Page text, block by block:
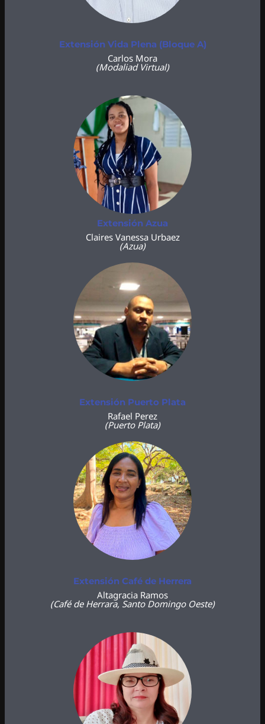
Extensión Vida Plena (Bloque A)
Carlos Mora
(Modaliad Virtual)
Extensión Azua
Claires Vanessa Urbaez
(Azua)
Extensión Puerto Plata
Rafael Perez
(Puerto Plata)
Extensión Café de Herrera
Altagracia Ramos
(Café de Herrara, Santo Domingo Oeste)